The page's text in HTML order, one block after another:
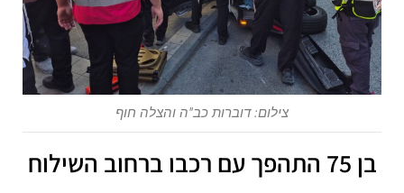
צילום: דוברות כב"ה והצלה חוף
בן 75 התהפך עם רכבו ברחוב השילוח